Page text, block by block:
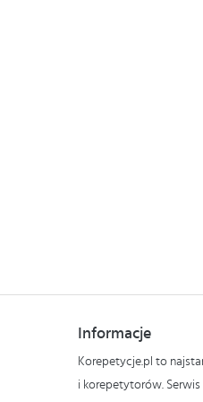
Informacje
Korepetycje.pl to
i korepetytorów.